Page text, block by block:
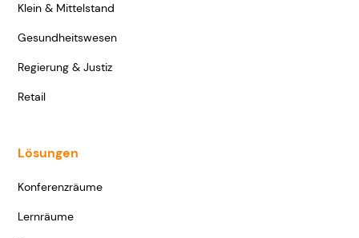
Klein & Mittelstand
Gesundheitswesen
Regierung & Justiz
Retail
Lösungen
Konferenzräume
Lernräume